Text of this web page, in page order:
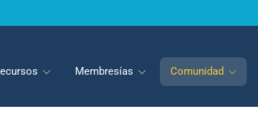
Membresías Comunidad